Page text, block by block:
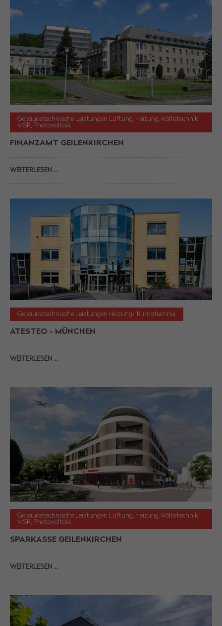
Gebäudetechnische Leistungen Lüftung, Heizung, Kältetechnik,
MSR, Photovoltaik
FINANZAMT GEILENKIRCHEN
WEITERLESEN …
Gebäudetechnische Leistungen Heizung/ Klimatechnik
ATESTEO - MÜNCHEN
WEITERLESEN …
Gebäudetechnische Leistungen Lüftung, Heizung, Kältetechnik,
MSR, Photovoltaik
SPARKASSE GEILENKIRCHEN
WEITERLESEN …